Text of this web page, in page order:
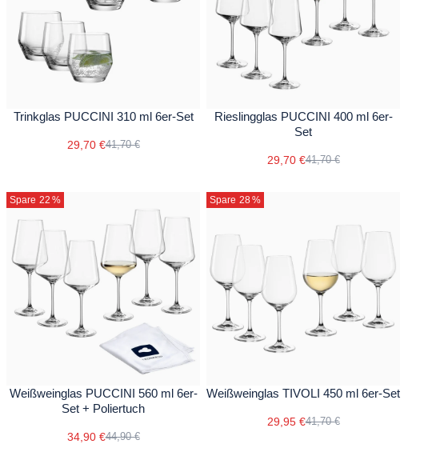
Trinkglas PUCCINI 310 ml 6er-Set
29,70 €41,70 €
Rieslingglas PUCCINI 400 ml 6er-
Set
29,70 €41,70 €
Spare 22 %
Weißweinglas PUCCINI 560 ml 6er-
Set + Poliertuch
34,90 €44,90 €
Spare 28%
Weißweinglas TIVOLI 450 ml 6er-Set
29,95 €41,70 €